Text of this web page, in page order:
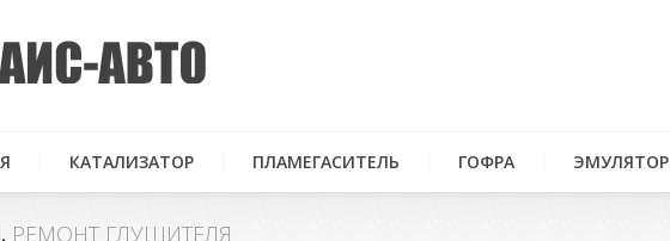
КАТАЛИЗАТОР ПЛАМЕГАСИТЕЛЬ ГОФРА ЭМУЛЯТОР
РЕМОНТ ГЛУШИТЕЛЯ